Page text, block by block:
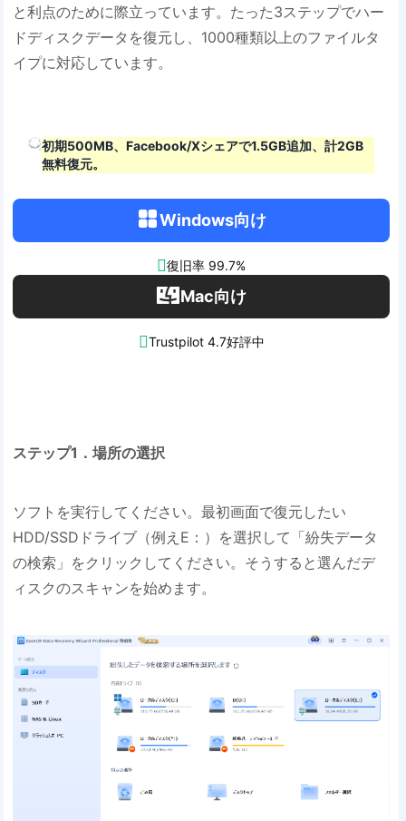
と利点のために際立っています。たった3ステップでハー
ドディスクデータを復元し、1000種類以上のファイルタ
イプに対応しています。
初期500MB、Facebook/Xシェアで1.5GB追加、計2GB
無料復元。
Windows向け
復旧率 99.7%
Mac向け
Trustpilot 4.7好評中
ステップ1．場所の選択
ソフトを実行してください。最初画面で復元したい
HDD/SSDドライブ（例えE：）を選択して「紛失データ
の検索」をクリックしてください。そうすると選んだデ
ィスクのスキャンを始めます。